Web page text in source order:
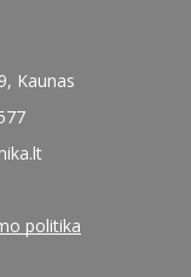
Kaunas
politika